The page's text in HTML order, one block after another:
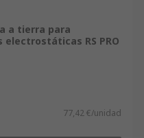
a tierra para
RS PRO
77,42 €/unidad